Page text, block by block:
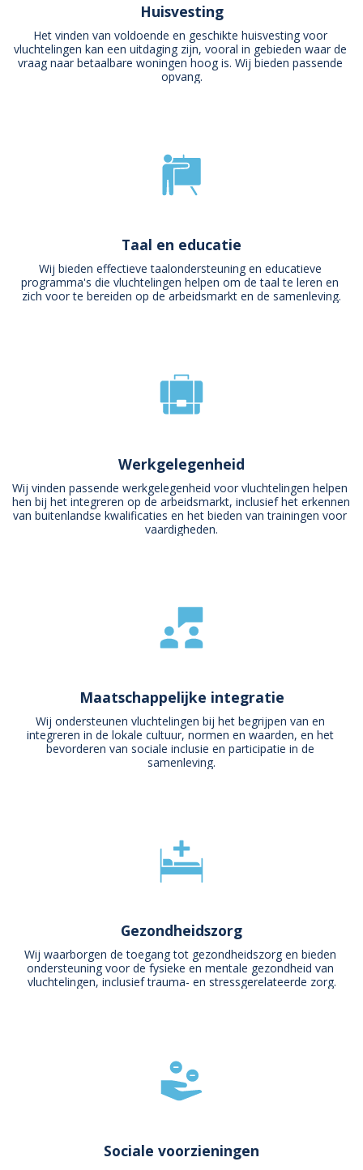
Huisvesting
Het vinden van voldoende en geschikte huisvesting voor
vluchtelingen kan een uitdaging zijn, vooral in gebieden waar de
vraag naar betaalbare woningen hoog is. Wij bieden passende
opvang.
Taal en educatie
Wij bieden effectieve taalondersteuning en educatieve
programma's die vluchtelingen helpen om de taal te leren en
zich voor te bereiden op de arbeidsmarkt en de samenleving.
Werkgelegenheid
Wij vinden passende werkgelegenheid voor vluchtelingen helpen
hen bij het integreren op de arbeidsmarkt, inclusief het erkennen
van buitenlandse kwalificaties en het bieden van trainingen voor
vaardigheden.
Maatschappelijke integratie
Wij ondersteunen vluchtelingen bij het begrijpen van en
integreren in de lokale cultuur, normen en waarden, en het
bevorderen van sociale inclusie en participatie in de
samenleving.
Gezondheidszorg
Wij waarborgen de toegang tot gezondheidszorg en bieden
ondersteuning voor de fysieke en mentale gezondheid van
vluchtelingen, inclusief trauma- en stressgerelateerde zorg.
Sociale voorzieningen